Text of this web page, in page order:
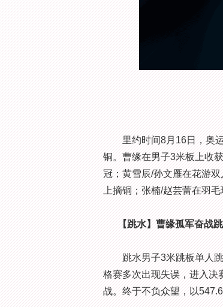
里约时间8月16日，奥运
铜。曹缘在男子3米板上收
冠；黄雪辰/孙文雁在花游
上摘铜；张楠/赵芸蕾在羽
【跳水】曹缘孤军奋战
跳水男子3米跳板单人跳
格赛多次出现失误，进入决
战。终于不负众望，以